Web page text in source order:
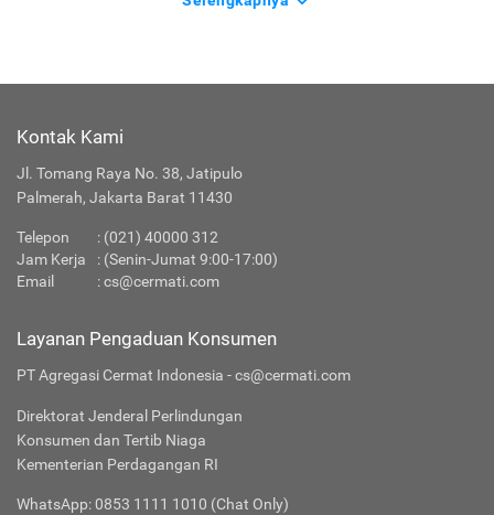
Kontak Kami
Jl. Tomang Raya No. 38, Jatipulo
Palmerah, Jakarta Barat 11430
Telepon : (021) 40000 312
Jam Kerja
: (Senin-Jumat 9:00-17:00)
Email
:cs@cermati.com
Layanan Pengaduan Konsumen
PT Agregasi Cermat Indonesia - cs@cermati.com
Direktorat Jenderal Perlindungan
Konsumen dan Tertib Niaga
Kementerian Perdagangan RI
WhatsApp: 0853 1111 1010 (Chat Only)